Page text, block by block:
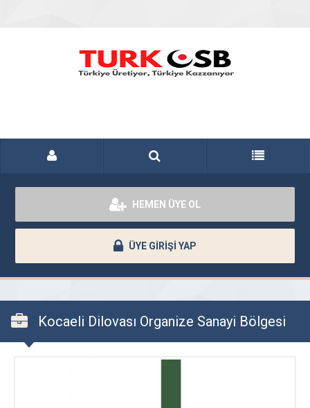
HEMEN ÜYE OL
ÜYE GİRİŞİ YAP
Kocaeli Dilovası Organize Sanayi Bölgesi